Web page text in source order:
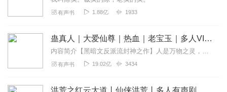
诛仙凡人剑来斗破万古
原著看过，也听了两百多集，书写的算是比较丰富，作者喜
欢就一句话后自己解释一大堆，容易给读者啰嗦的感觉，主
播语调掌控的有待提高，错别字好多的，希望录书的时候能
有声书 1.88亿 1933
蛊真人｜大爱仙尊｜热血｜老宝玉｜多人VIP免费有声剧
内容简介【黑暗文反派流封神之作】人是万物之灵，蛊是天地真精。一个穿越者不断重生的故事。一个养蛊、炼蛊、用蛊的奇特世界。配音组（男角色）老宝玉旁白...
有声书 19.02亿 3434
洪荒之红云大道丨仙侠洪荒丨多人有声剧